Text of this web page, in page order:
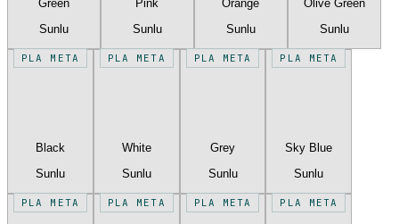
Green
Sunlu
Pink
Sunlu
Orange
Sunlu
Olive Green
Sunlu
PLA META
Black
Sunlu
PLA META
White
Sunlu
PLA META
Grey
Sunlu
PLA META
Sky Blue
Sunlu
PLA META PLA META PLA META PLA META